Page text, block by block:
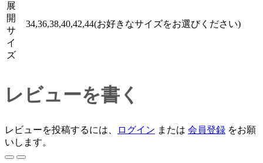
展
開
サ
イ
ズ
34,36,38,40,42,44(お好きなサイズをお選びください)
レビューを書く
レビューを投稿するには、 ログイン または 会員登録 をお願
いします。